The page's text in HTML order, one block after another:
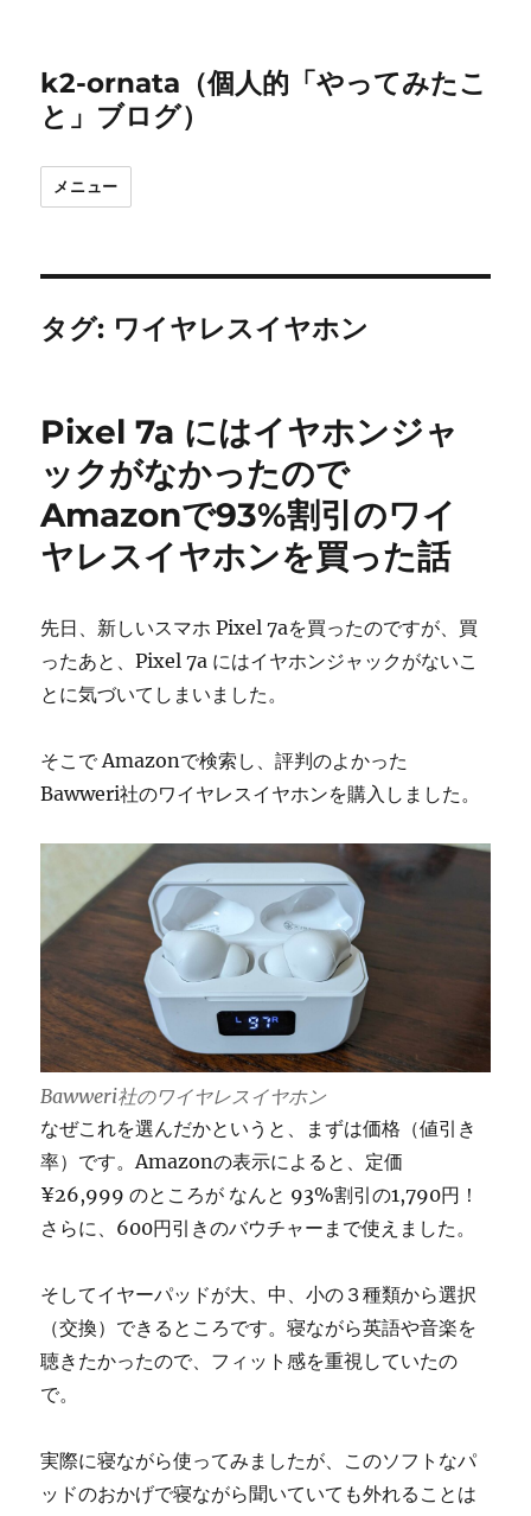
k2-ornata（個人的「やってみたこ
と」ブログ）
メニュー
タグ: ワイヤレスイヤホン
Pixel 7a にはイヤホンジャ
ックがなかったので
Amazonで93%割引のワイ
ヤレスイヤホンを買った話
先日、新しいスマホ Pixel 7aを買ったのですが、買
ったあと、Pixel 7a にはイヤホンジャックがないこ
とに気づいてしまいました。
そこで Amazonで検索し、評判のよかった
Bawweri社のワイヤレスイヤホンを購入しました。
Bawweri社のワイヤレスイヤホン
なぜこれを選んだかというと、まずは価格（値引き
率）です。Amazonの表示によると、定価
¥26,999 のところが なんと 93%割引の1,790円！
さらに、600円引きのバウチャーまで使えました。
そしてイヤーパッドが大、中、小の３種類から選択
（交換）できるところです。寝ながら英語や音楽を
聴きたかったので、フィット感を重視していたの
で。
実際に寝ながら使ってみましたが、このソフトなパ
ッドのおかげで寝ながら聞いていても外れることは